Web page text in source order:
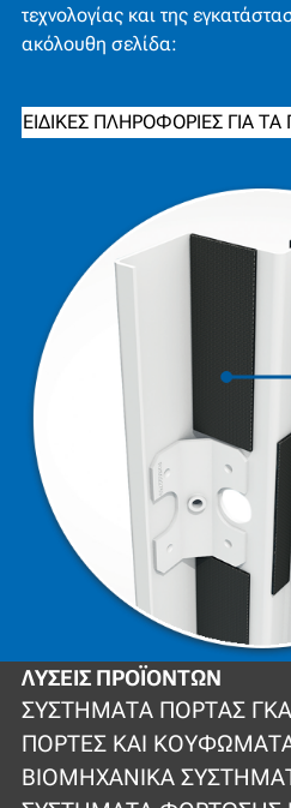
τεχνολογίας και της
ακόλουθη σελίδα:
ΕΙΔΙΚΈΣ ΠΛΗΡΟΦΟΡΊΕΣ ΓΙΑ ΤΑ
ΛΎΣΕΙΣ ΠΡΟΪΌΝΤΩΝ
ΣΥΣΤΉΜΑΤΑ ΠΌΡΤΑΣ
ΠΌΡΤΕΣ ΚΑΙ
ΒΙΟΜΗΧΑΝΙΚΆ